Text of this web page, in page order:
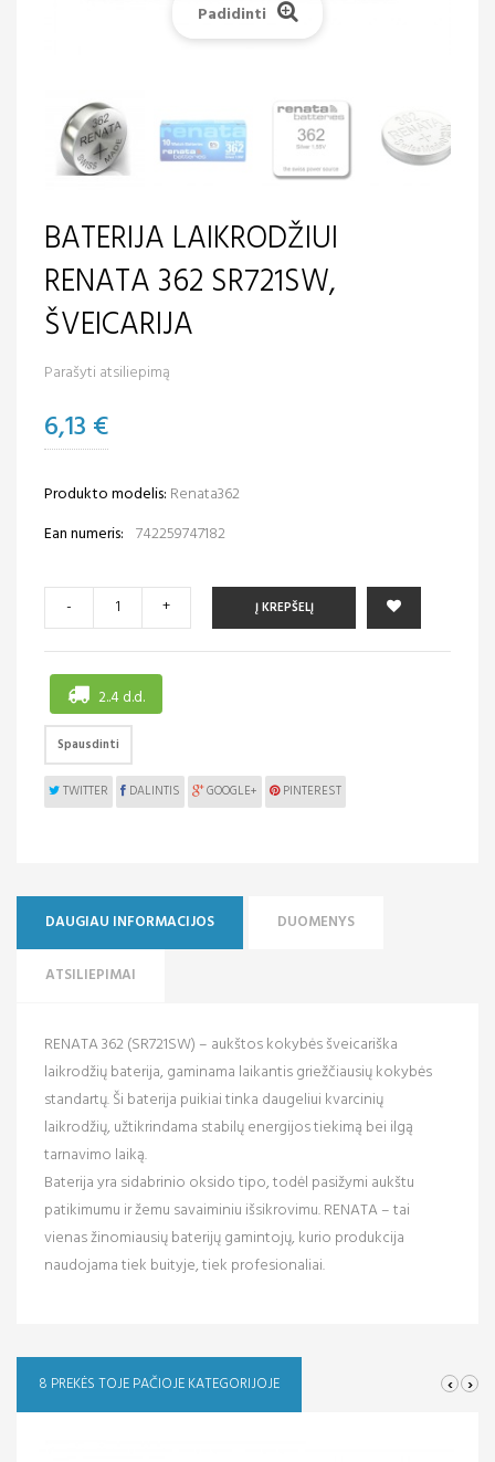
Padidinti
BATERIJA LAIKRODŽIUI
RENATA 362 SR721SW,
ŠVEICARIJA
Parašyti atsiliepimą
6,13 €
Produkto modelis: Renata362
Ean numeris: 742259747182
- + Į KREPŠELĮ
2..4 d.d.
Spausdinti
TWITTER DALINTIS GOOGLE+ PINTEREST
DAUGIAU INFORMACIJOS DUOMENYS
ATSILIEPIMAI
RENATA 362 (SR721SW) – aukštos kokybės šveicariška
laikrodžių baterija, gaminama laikantis griežčiausių kokybės
standartų. Ši baterija puikiai tinka daugeliui kvarcinių
laikrodžių, užtikrindama stabilų energijos tiekimą bei ilgą
tarnavimo laiką.
Baterija yra sidabrinio oksido tipo, todėl pasižymi aukštu
patikimumu ir žemu savaiminiu išsikrovimu. RENATA – tai
vienas žinomiausių baterijų gamintojų, kurio produkcija
naudojama tiek buityje, tiek profesionaliai.
8 PREKĖS TOJE PAČIOJE KATEGORIJOJE ‹ ›